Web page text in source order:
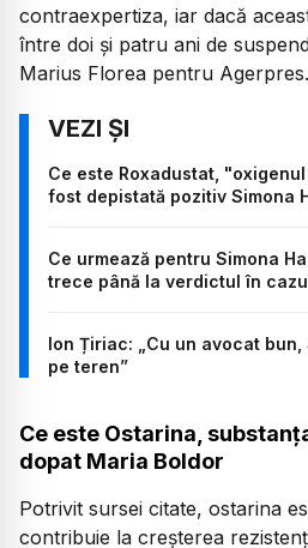
contraexpertiza, iar dacă
între doi şi patru ani de
Marius Florea pentru Agerpres.
Ce este Roxadustat,
fost depistată pozitiv Simona
Ce urmează pentru Simona
trece până la verdictul în
Ion Țiriac: „Cu un avocat
pe teren”
Ce este Ostarina,
dopat Maria Boldor
Potrivit sursei citate, ostarina
contribuie la creşterea